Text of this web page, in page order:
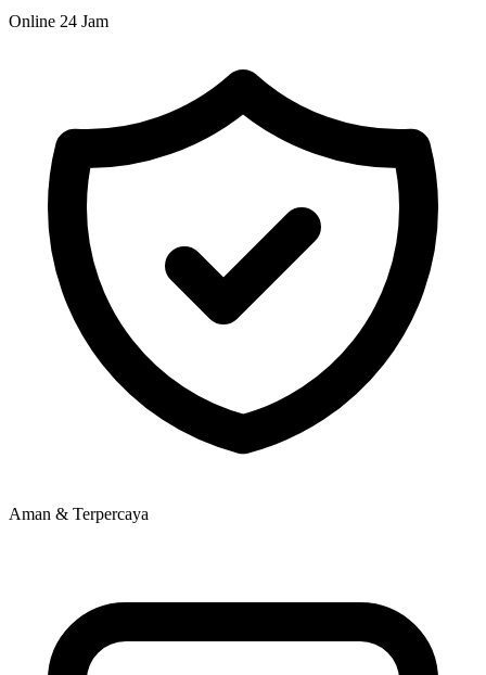
Online 24 Jam
Aman & Terpercaya